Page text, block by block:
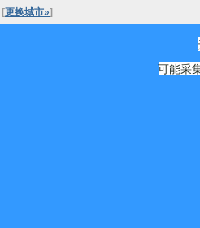
[更换城市»]
可能采